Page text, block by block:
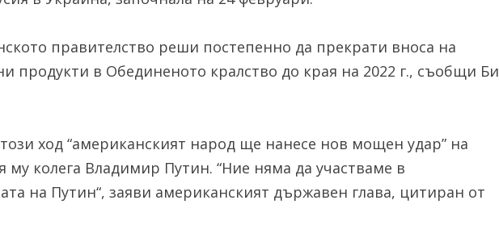
правителство реши постепенно да прекрати вноса на
продукти в Обединеното кралство до края на 2022 г., съобщи Би
ход “американският народ ще нанесе нов мощен удар” на
му колега Владимир Путин. “Ние няма да участваме в
на Путин“, заяви американският държавен глава, цитиран от